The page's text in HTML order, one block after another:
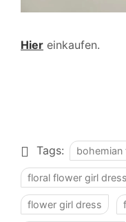
Hier einkaufen.
Tags: bohemian
floral flower girl dress
flower girl dress